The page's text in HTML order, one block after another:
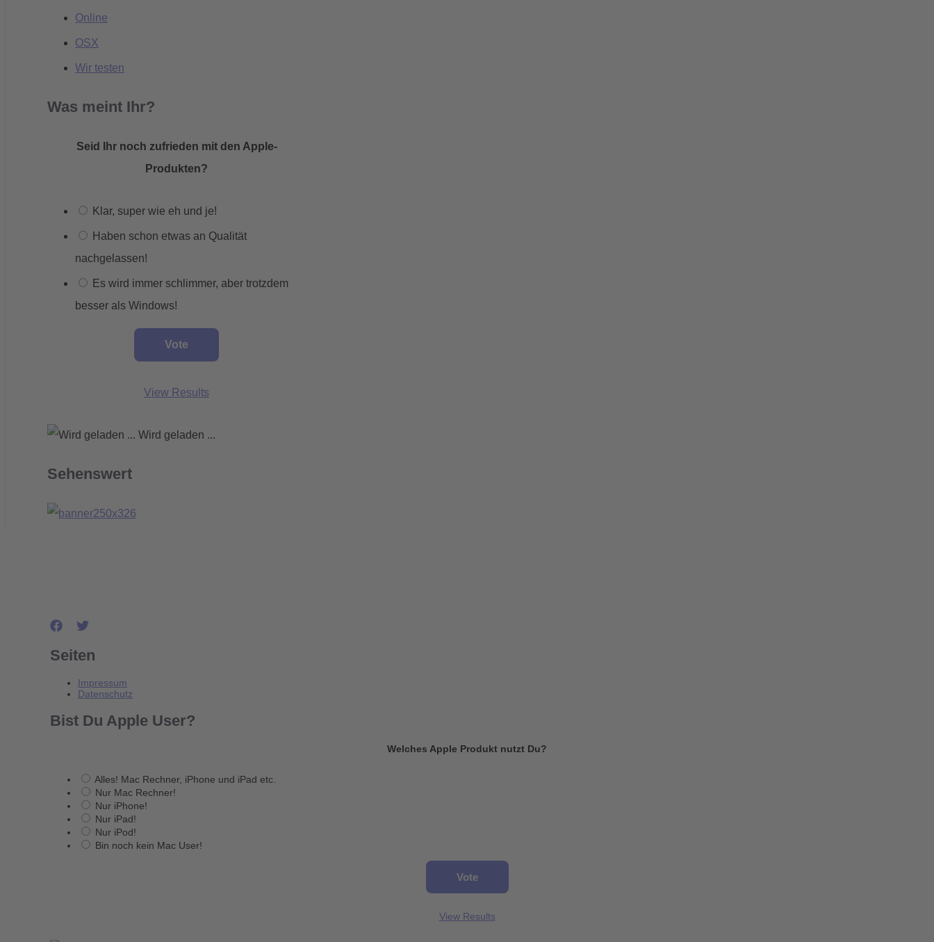
Online
OSX
Wir testen
Was meint Ihr?
Seid Ihr noch zufrieden mit den Apple-
Produkten?
Klar, super wie eh und je!
Haben schon etwas an Qualität
nachgelassen!
Es wird immer schlimmer, aber trotzdem
besser als Windows!
View Results
Wird geladen ...
Sehenswert
Seiten
Impressum
Datenschutz
Bist Du Apple User?
Welches Apple Produkt nutzt Du?
Alles! Mac Rechner, iPhone und iPad etc.
Nur Mac Rechner!
Nur iPhone!
Nur iPad!
Nur iPod!
Bin noch kein Mac User!
View Results